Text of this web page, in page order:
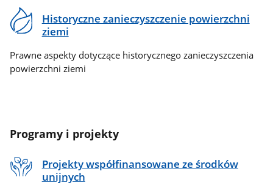
Historyczne zanieczyszczenie powierzchni
ziemi
Prawne aspekty dotyczące historycznego zanieczyszczenia
powierzchni ziemi
Programy i projekty
Projekty współfinansowane ze środków
unijnych